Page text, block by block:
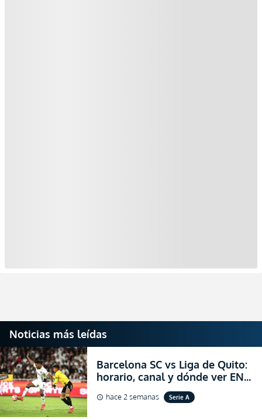
Noticias más leídas
Barcelona SC vs Liga de Quito:
horario, canal y dónde ver EN
VIVO la Fecha 22 de la LigaPro
2026
schedule hace 2 semanas Serie A